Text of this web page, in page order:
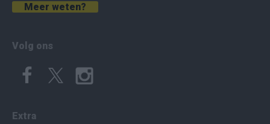
Meer weten?
Volg ons
Extra